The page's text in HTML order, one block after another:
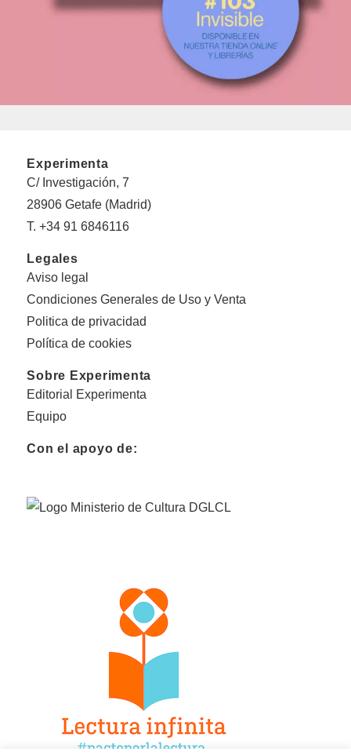
Experimenta
C/ Investigación, 7
28906 Getafe (Madrid)
T. +34 91 6846116
Legales
Aviso legal
Condiciones Generales de Uso y Venta
Politica de privacidad
Política de cookies
Sobre Experimenta
Editorial Experimenta
Equipo
Con el apoyo de: